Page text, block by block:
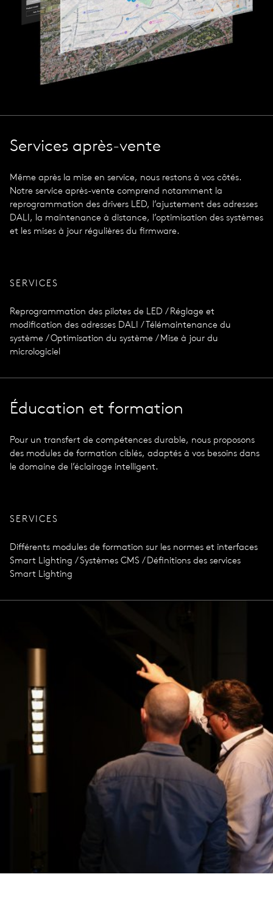
Services après-vente
Même après la mise en service, nous restons à vos côtés.
Notre service après-vente comprend notamment la
reprogrammation des drivers LED, l’ajustement des adresses
DALI, la maintenance à distance, l’optimisation des systèmes
et les mises à jour régulières du firmware.
SERVICES
Reprogrammation des pilotes de LED / Réglage et
modification des adresses DALI / Télémaintenance du
système / Optimisation du système / Mise à jour du
micrologiciel
Éducation et formation
Pour un transfert de compétences durable, nous proposons
des modules de formation ciblés, adaptés à vos besoins dans
le domaine de l’éclairage intelligent.
SERVICES
Différents modules de formation sur les normes et interfaces
Smart Lighting / Systèmes CMS / Définitions des services
Smart Lighting